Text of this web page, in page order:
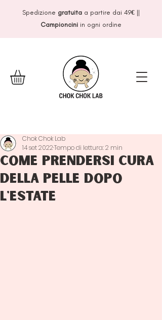
Spedizione gratuitaa partire dai 49€||
Campioncini in ogni ordine
Come prendersi cura
della pelle dopo
l'estate
Chok Chok Lab
14 set 2022Tempo di lettura: 2 min